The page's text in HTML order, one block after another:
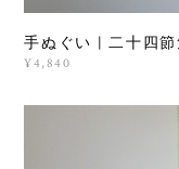
手ぬぐい | 二十四節
¥4,840